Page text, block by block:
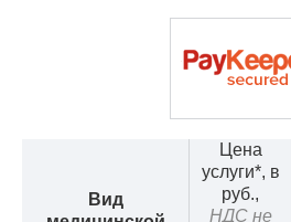
Вид
Цена
услуги*, в
руб.,
НДС не